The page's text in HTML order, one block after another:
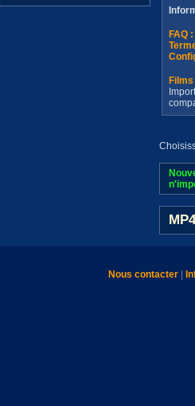
FAQ
MP4
Nous contacter|